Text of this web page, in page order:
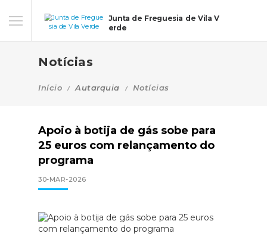
Junta de Freguesia de Vila V
erde
Notícias
Início Autarquia Notícias
Apoio à botija de gás sobe para
25 euros com relançamento do
programa
30-MAR-2026